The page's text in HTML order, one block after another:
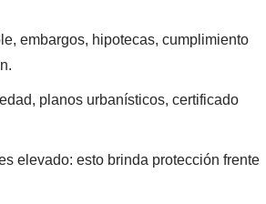
embargos, hipotecas, cumplimiento
planos urbanísticos, certificado
elevado: esto brinda protección frente